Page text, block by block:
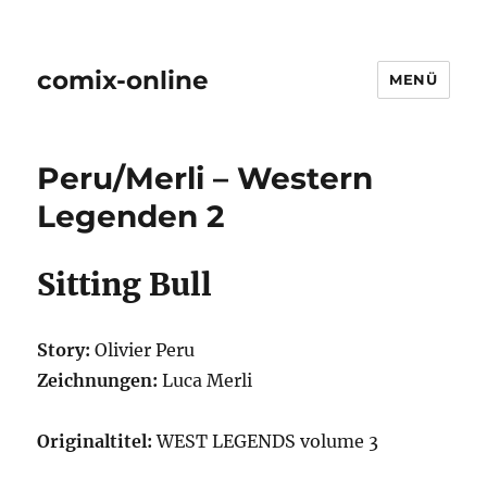
comix-online MENÜ
Peru/Merli – Western
Legenden 2
Sitting Bull
Story:Olivier Peru
Zeichnungen:Luca Merli
Originaltitel:WEST LEGENDS volume 3